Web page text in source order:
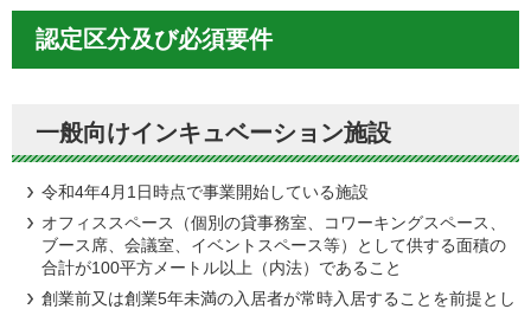
認定区分及び必須要件
一般向けインキュベーション施設
令和4年4月1日時点で事業開始している施設
オフィススペース（個別の貸事務室、コワーキングスペース、
ブース席、会議室、イベントスペース等）として供する面積の
合計が100平方メートル以上（内法）であること
創業前又は創業5年未満の入居者が常時入居することを前提とし